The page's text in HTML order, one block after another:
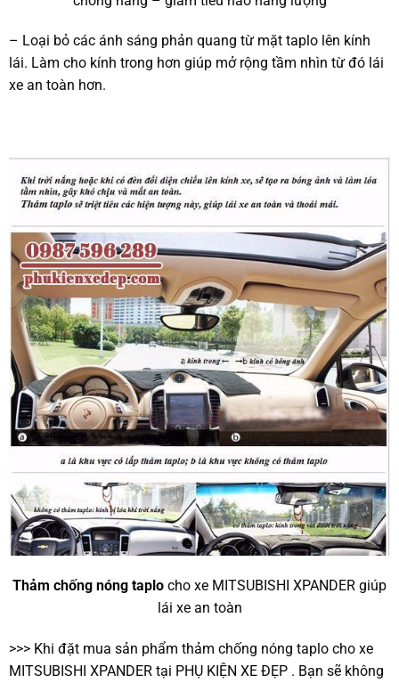
– Loại bỏ các ánh sáng phản quang từ mặt taplo lên kính
lái. Làm cho kính trong hơn giúp mở rộng tầm nhìn từ đó lái
xe an toàn hơn.
Thảm chống nóng taplo cho xe MITSUBISHI XPANDER giúp
lái xe an toàn
>>> Khi đặt mua sản phẩm thảm chống nóng taplo cho xe
MITSUBISHI XPANDER tại PHỤ KIỆN XE ĐẸP . Bạn sẽ không